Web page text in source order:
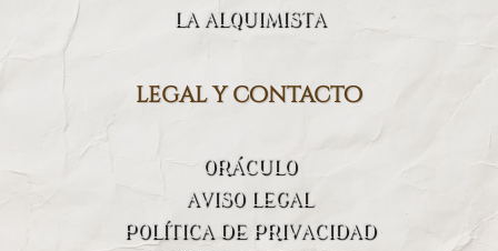
LA ALQUIMISTA
legal y contacto
ORÁCULO
AVISO LEGAL
POLÍTICA DE PRIVACIDAD